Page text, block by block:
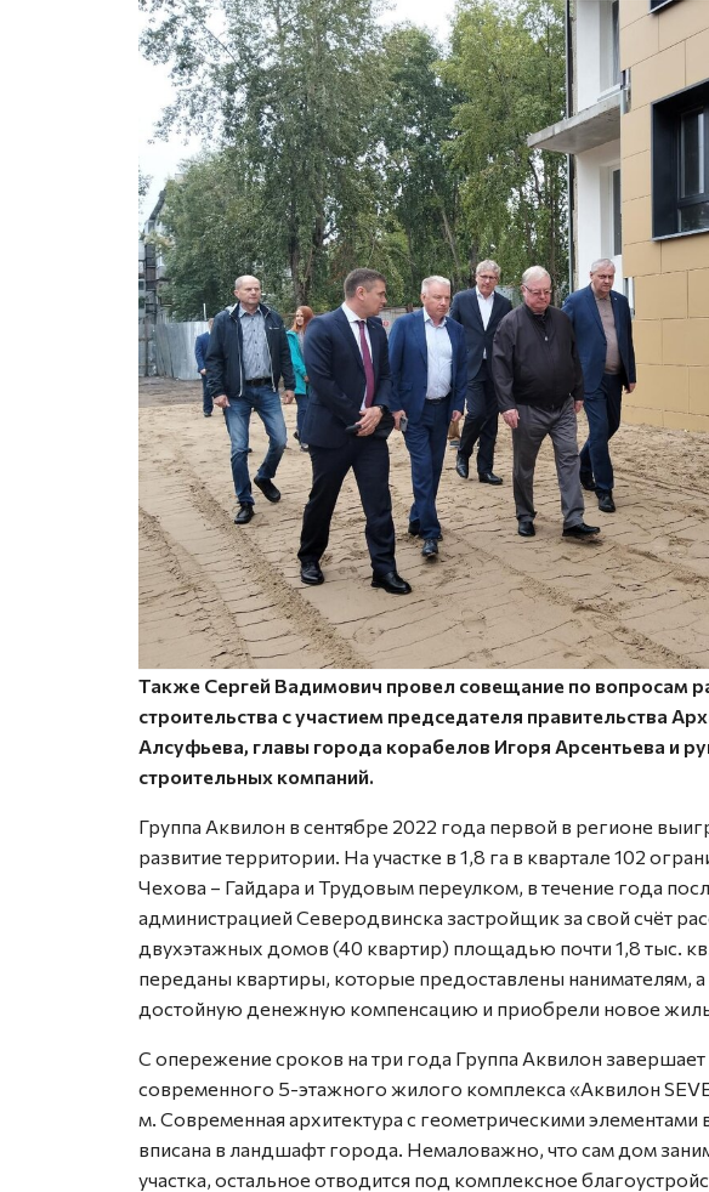
Также Сергей Вадимович провел совещание по вопросам
строительства с участием председателя правительства
Алсуфьева, главы города корабелов Игоря Арсентьева и
строительных компаний.
Группа Аквилон в сентябре 2022 года первой в регионе
развитие территории. На участке в 1,8 га в квартале 102
Чехова – Гайдара и Трудовым переулком, в течение года
администрацией Северодвинска застройщик за свой счёт
двухэтажных домов (40 квартир) площадью почти 1,8 тыс.
переданы квартиры, которые предоставлены нанимателям, а
достойную денежную компенсацию и приобрели новое
С опережение сроков на три года Группа Аквилон завершает
современного 5-этажного жилого комплекса «Аквилон
м. Современная архитектура с геометрическими элементами
вписана в ландшафт города. Немаловажно, что сам дом
участка, остальное отводится под комплексное